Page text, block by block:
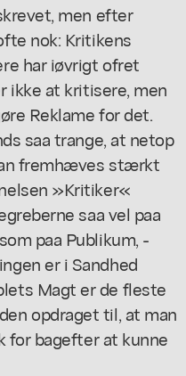
men efter
nok: Kritikens
har iøvrigt ofret
ikke at kritisere, men
Reklame for det.
saa trange, at netop
fremhæves stærkt
»Kritiker«
saa vel paa
paa Publikum, -
er i Sandhed
Magt er de fleste
opdraget til, at man
for bagefter at kunne